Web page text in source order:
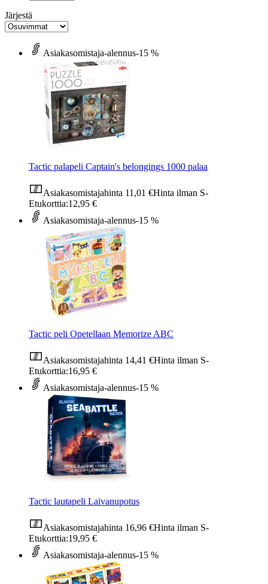
Järjestä
Asiakasomistaja-alennus-15 %
Tactic palapeli Captain's belongings 1000 palaa
Asiakasomistajahinta 11,01 €Hinta ilman S-
Etukorttia:12,95 €
Asiakasomistaja-alennus-15 %
Tactic peli Opetellaan Memorize ABC
Asiakasomistajahinta 14,41 €Hinta ilman S-
Etukorttia:16,95 €
Asiakasomistaja-alennus-15 %
Tactic lautapeli Laivanupotus
Asiakasomistajahinta 16,96 €Hinta ilman S-
Etukorttia:19,95 €
Asiakasomistaja-alennus-15 %